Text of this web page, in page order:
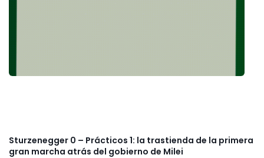
Sturzenegger 0 – Prácticos 1: la trastienda de la primera
gran marcha atrás del gobierno de Milei